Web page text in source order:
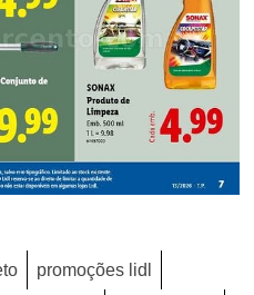
promoções lidl